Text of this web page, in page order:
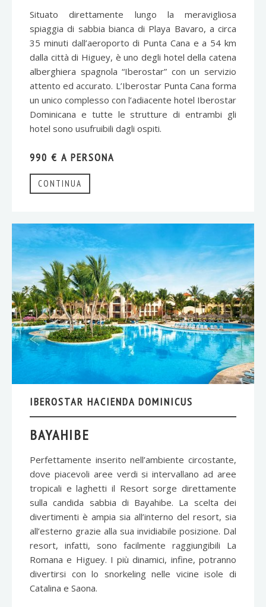
Situato direttamente lungo la meravigliosa
spiaggia di sabbia bianca di Playa Bavaro, a circa
35 minuti dall’aeroporto di Punta Cana e a 54 km
dalla città di Higuey, è uno degli hotel della catena
alberghiera spagnola “Iberostar” con un servizio
attento ed accurato. L’Iberostar Punta Cana forma
un unico complesso con l’adiacente hotel Iberostar
Dominicana e tutte le strutture di entrambi gli
hotel sono usufruibili dagli ospiti.
990 € A PERSONA
CONTINUA
IBEROSTAR HACIENDA DOMINICUS
BAYAHIBE
Perfettamente inserito nell’ambiente circostante,
dove piacevoli aree verdi si intervallano ad aree
tropicali e laghetti il Resort sorge direttamente
sulla candida sabbia di Bayahibe. La scelta dei
divertimenti è ampia sia all’interno del resort, sia
all’esterno grazie alla sua invidiabile posizione. Dal
resort, infatti, sono facilmente raggiungibili La
Romana e Higuey. I più dinamici, infine, potranno
divertirsi con lo snorkeling nelle vicine isole di
Catalina e Saona.